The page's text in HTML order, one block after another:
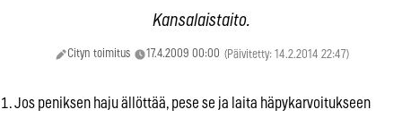
Kansalaistaito.
Cityn toimitus 17.4.2009 00:00 (Päivitetty: 14.2.2014 22:47)
Jos peniksen haju ällöttää, pese se ja laita häpykarvoitukseen